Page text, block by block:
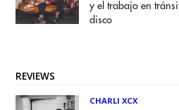
y el trabajo en
disco
REVIEWS
CHARLI XCX